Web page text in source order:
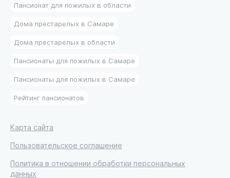
Пансионат для пожилых в области
Дома престарелых в Самаре
Дома престарелых в области
Пансионаты для пожилых в Самаре
Пансионаты для пожилых в Самаре
Рейтинг пансионатов
Карта сайта
Пользовательское соглашение
Политика в отношении обработки персональных
данных